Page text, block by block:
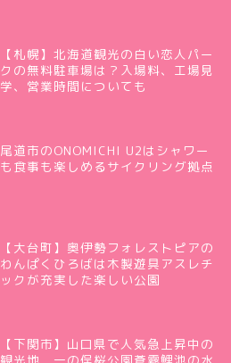
【札幌】北海道観光の白い恋人パー
クの無料駐車場は？入場料、工場見
学、営業時間についても
尾道市のONOMICHI U2はシャワー
も食事も楽しめるサイクリング拠点
【大台町】奥伊勢フォレストピアの
わんぱくひろばは木製遊具アスレチ
ックが充実した楽しい公園
【下関市】山口県で人気急上昇中の